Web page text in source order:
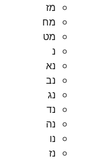
מז
מח
מט
נ
נא
נב
נג
נד
נה
נו
נז